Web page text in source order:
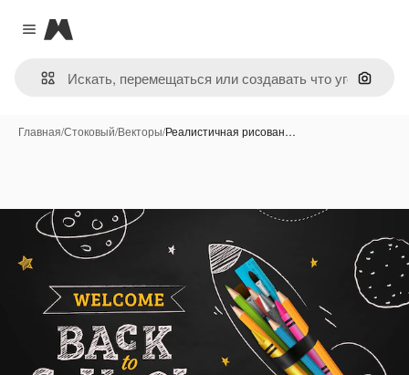
Close menu
Magnific
Поиск
Главная/Стоковый/Векторы/Реалистичная рисован…